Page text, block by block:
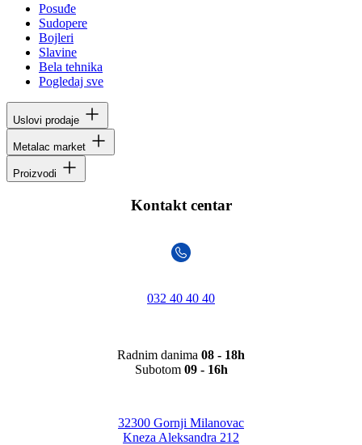
Posuđe
Sudopere
Bojleri
Slavine
Bela tehnika
Pogledaj sve
Uslovi prodaje
Metalac market
Proizvodi
Kontakt centar
032 40 40 40
Radnim danima 08 - 18h
Subotom 09 - 16h
32300 Gornji Milanovac
Kneza Aleksandra 212